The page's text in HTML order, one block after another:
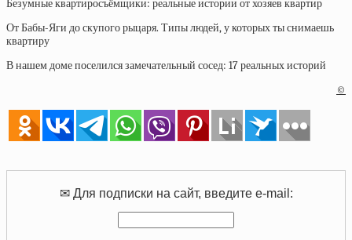
Безумные квартиросъёмщики: реальные истории от хозяев квартир
От Бабы-Яги до скупого рыцаря. Типы людей, у которых ты снимаешь
квартиру
В нашем доме поселился замечательный сосед: 17 реальных историй
©
✉ Для подписки на сайт, введите e-mail: